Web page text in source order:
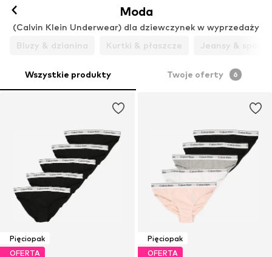
Moda
(Calvin Klein Underwear) dla dziewczynek w wyprzedaży
Bluzy & dzianina
Kurtki & płaszcze Jeansy &
Wszystkie produkty Twoje oferty 6
Pięciopak
OFERTA
Pięciopak
OFERTA